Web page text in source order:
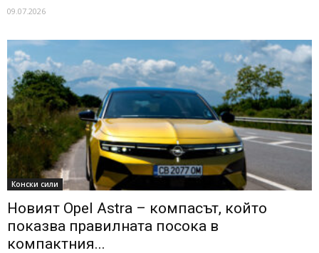
09.07.2026
Конски сили
Новият Opel Astra – компасът, който
показва правилната посока в
компактния...